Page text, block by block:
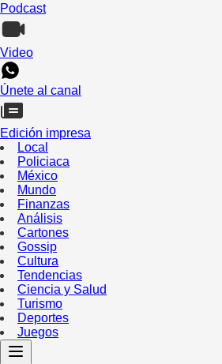
Podcast
Video
Únete al canal
Edición impresa
Local
Policiaca
México
Mundo
Finanzas
Análisis
Cartones
Gossip
Cultura
Tendencias
Ciencia y Salud
Turismo
Deportes
Juegos